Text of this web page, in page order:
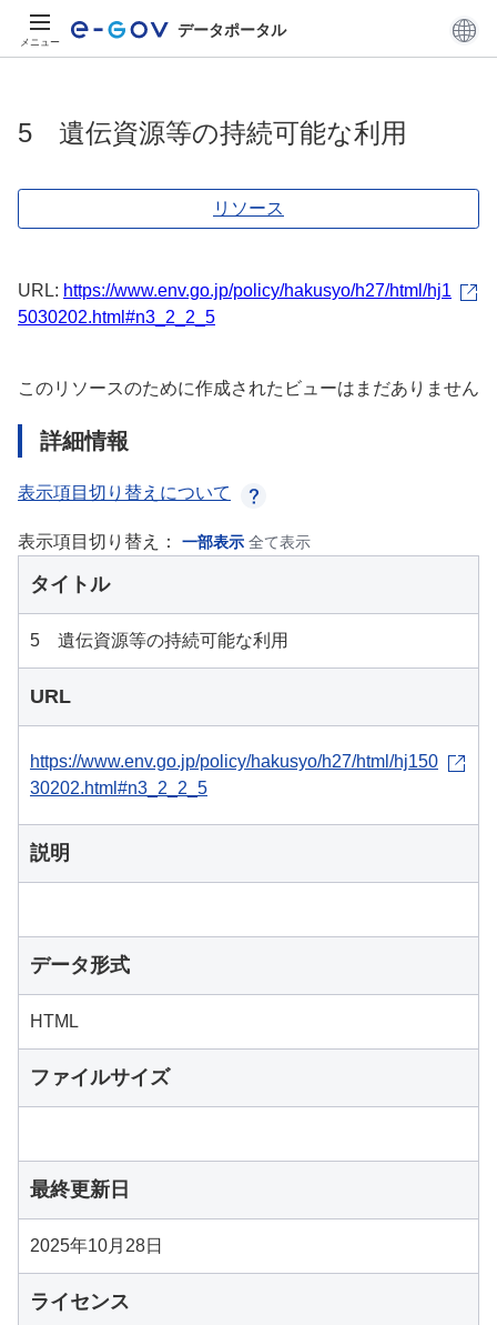
メニュー
データポータル
5 遺伝資源等の持続可能な利用
リソース
URL: https://www.env.go.jp/policy/hakusyo/h27/html/hj1
5030202.html#n3_2_2_5
このリソースのために作成されたビューはまだありません
詳細情報
表示項目切り替えについて
表示項目切り替え： 一部表示 全て表示
タイトル
5 遺伝資源等の持続可能な利用
URL
https://www.env.go.jp/policy/hakusyo/h27/html/hj150
30202.html#n3_2_2_5
説明
データ形式
HTML
ファイルサイズ
最終更新日
2025年10月28日
ライセンス